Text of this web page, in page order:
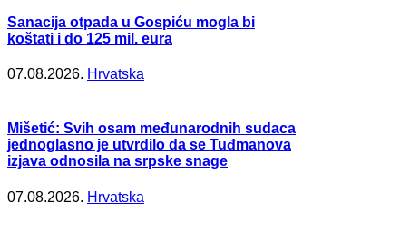
Sanacija otpada u Gospiću mogla bi
koštati i do 125 mil. eura
07.08.2026. Hrvatska
Mišetić: Svih osam međunarodnih sudaca
jednoglasno je utvrdilo da se Tuđmanova
izjava odnosila na srpske snage
07.08.2026. Hrvatska